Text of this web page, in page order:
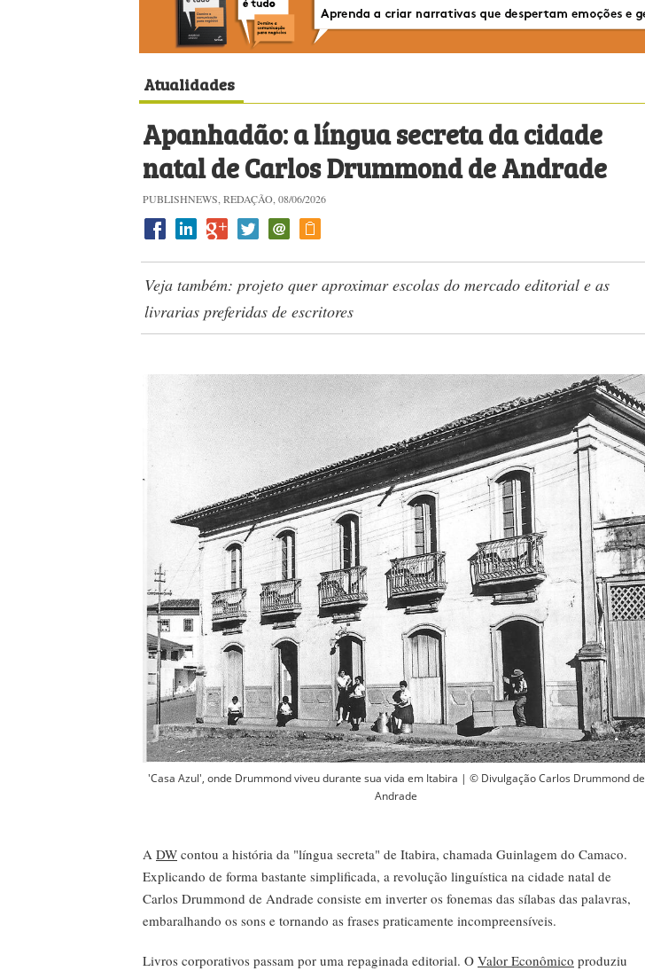
Atualidades
Apanhadão: a língua secreta da cidade
natal de Carlos Drummond de Andrade
PUBLISHNEWS, REDAÇÃO, 08/06/2026
Veja também: projeto quer aproximar escolas do mercado editorial e as
livrarias preferidas de escritores
'Casa Azul', onde Drummond viveu durante sua vida em Itabira | © Divulgação Carlos Drummond de
Andrade
A DW contou a história da "língua secreta" de Itabira, chamada Guinlagem do Camaco.
Explicando de forma bastante simplificada, a revolução linguística na cidade natal de
Carlos Drummond de Andrade consiste em inverter os fonemas das sílabas das palavras,
embaralhando os sons e tornando as frases praticamente incompreensíveis.
Livros corporativos passam por uma repaginada editorial. O Valor Econômico produziu